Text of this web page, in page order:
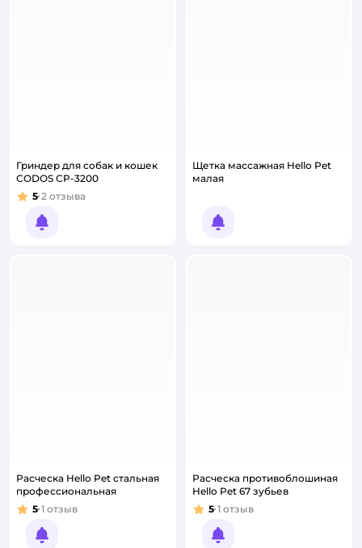
Гриндер для собак и кошек
CODOS CP-3200
Рейтинг:
5 2 отзыва
Уведомить о появлении
Щетка массажная Hello Pet
малая
Уведомить о появлении
Расческа Hello Pet стальная
профессиональная
Рейтинг:
5 1 отзыв
Уведомить о появлении
Расческа противоблошиная
Hello Pet 67 зубьев
Рейтинг:
5 1 отзыв
Уведомить о появлении